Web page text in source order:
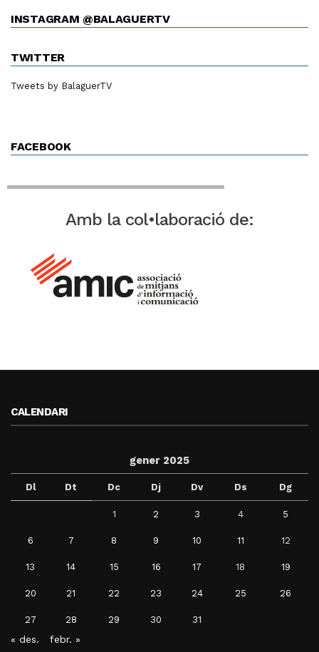
INSTAGRAM @BALAGUERTV
TWITTER
Tweets by BalaguerTV
FACEBOOK
Amb la col•laboració de:
CALENDARI
gener 2025
Dl Dt Dc Dj Dv Ds Dg
1 2 3 4 5
6 7 8 9 10 11 12
13 14 15 16 17 18 19
20 21 22 23 24 25 26
27 28 29 30 31
« des. febr. »